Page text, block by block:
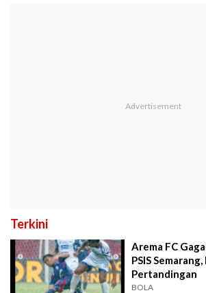
Terkini
Arema FC
PSIS
Pertandingan
BOLA